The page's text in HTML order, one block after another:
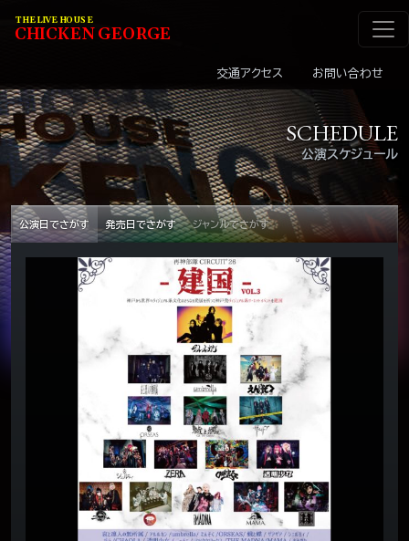
メインナビゲーショ
THE LIVE HOUSE
CHICKENGEORGE
交通アクセス お問い合わせ
公演スケジュール
SCHEDULE
公演日でさがす 発売日でさがす ジャンルでさがす